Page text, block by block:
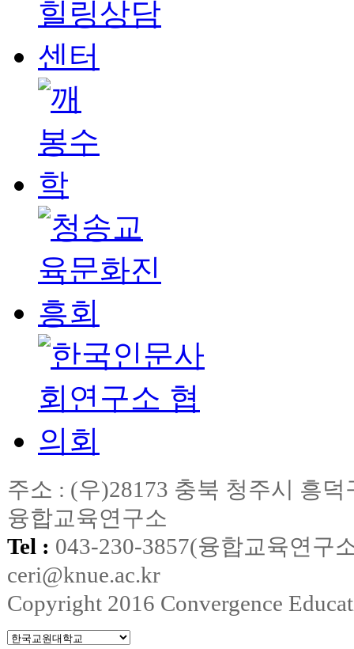
주소 : (우)28173 충북 청주시 흥
융합교육연구소
Tel : 043-230-3857(융합교육연
ceri@knue.ac.kr
Copyright 2016 Convergence